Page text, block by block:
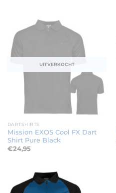
UITVERKOCHT
DARTSHIRTS
Mission EXOS Cool FX Dart
Shirt Pure Black
€24,95